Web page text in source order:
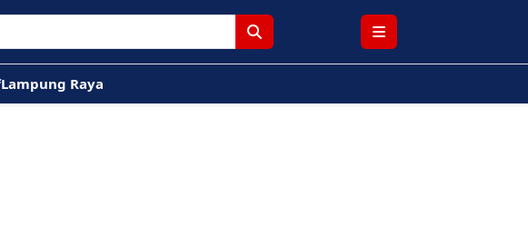
Lampung Raya